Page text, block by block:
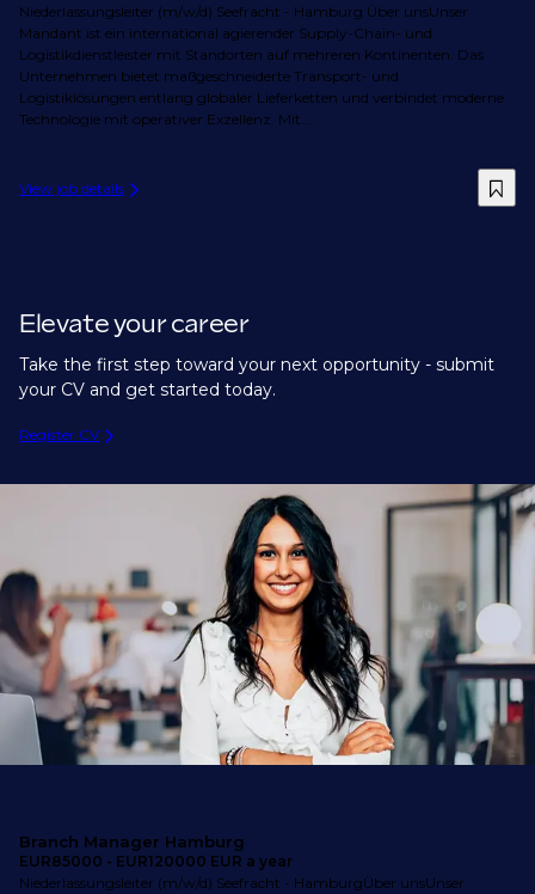
Niederlassungsleiter (m/w/d) Seefracht - Hamburg Über unsUnser
Mandant ist ein international agierender Supply-Chain- und
Logistikdienstleister mit Standorten auf mehreren Kontinenten. Das
Unternehmen bietet maßgeschneiderte Transport- und
Logistiklösungen entlang globaler Lieferketten und verbindet moderne
Technologie mit operativer Exzellenz. Mit...
View job details
Elevate your career
Take the first step toward your next opportunity - submit
your CV and get started today.
Register CV
Branch Manager Hamburg
EUR85000 - EUR120000 EUR a year
Niederlassungsleiter (m/w/d) Seefracht - HamburgÜber unsUnser